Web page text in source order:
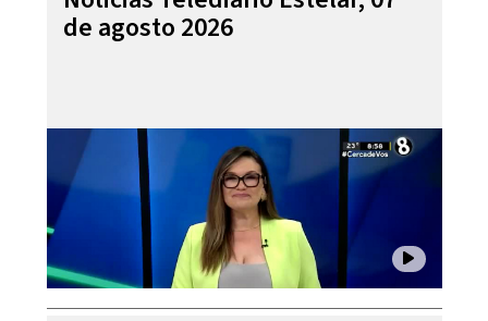
de agosto 2026